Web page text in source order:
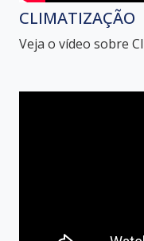
CLIMATIZAÇÃO
Veja o vídeo sobre